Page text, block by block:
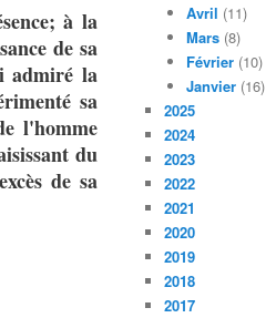
à la
de sa
admiré la
sa
l'homme
du
de sa
Avril (11)
Mars (8)
Février (10)
Janvier (16)
2025
2024
2023
2022
2021
2020
2019
2018
2017